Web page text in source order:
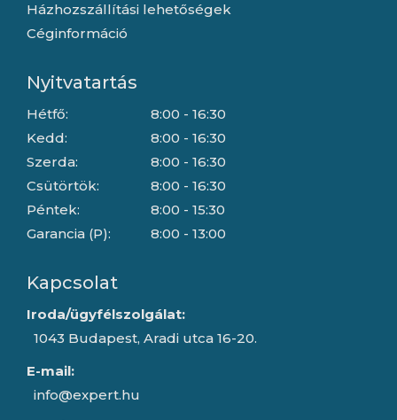
Házhozszállítási lehetőségek
Céginformáció
Nyitvatartás
Hétfő:
Kedd:
Szerda:
Csütörtök:
Péntek:
Garancia (P):
8:00 - 16:30
8:00 - 16:30
8:00 - 16:30
8:00 - 16:30
8:00 - 15:30
8:00 - 13:00
Kapcsolat
Iroda/ügyfélszolgálat:
1043 Budapest, Aradi utca 16-20.
E-mail:
info@expert.hu